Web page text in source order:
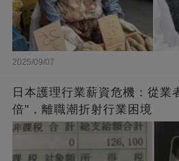
2025/09/07
日本護理行業薪資危機：從業
倍"，離職潮折射行業困境